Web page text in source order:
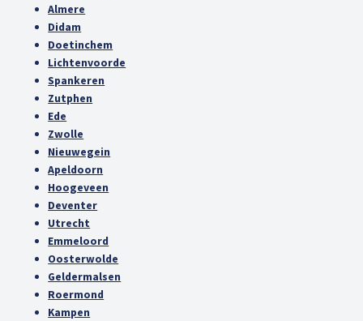
Almere
Didam
Doetinchem
Lichtenvoorde
Spankeren
Zutphen
Ede
Zwolle
Nieuwegein
Apeldoorn
Hoogeveen
Deventer
Utrecht
Emmeloord
Oosterwolde
Geldermalsen
Roermond
Kampen